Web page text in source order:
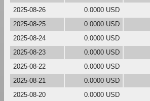
2025-08-26
0.0000 USD
2025-08-25
0.0000 USD
2025-08-24
0.0000 USD
2025-08-23
0.0000 USD
2025-08-22
0.0000 USD
2025-08-21
0.0000 USD
2025-08-20
0.0000 USD